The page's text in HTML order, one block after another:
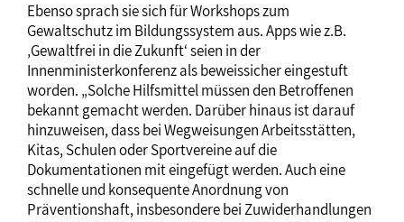
Ebenso sprach sie sich für Workshops zum
Gewaltschutz im Bildungssystem aus. Apps wie z.B.
‚Gewaltfrei in die Zukunft‘ seien in der
Innenministerkonferenz als beweissicher eingestuft
worden. „Solche Hilfsmittel müssen den Betroffenen
bekannt gemacht werden. Darüber hinaus ist darauf
hinzuweisen, dass bei Wegweisungen Arbeitsstätten,
Kitas, Schulen oder Sportvereine auf die
Dokumentationen mit eingefügt werden. Auch eine
schnelle und konsequente Anordnung von
Präventionshaft, insbesondere bei Zuwiderhandlungen